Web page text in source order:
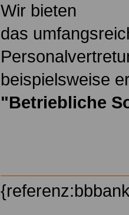
Wir bieten
das
beispielsweise
"Betriebliche